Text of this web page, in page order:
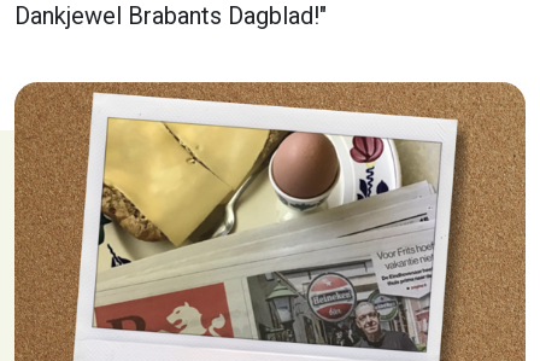
Dankjewel Brabants Dagblad!"